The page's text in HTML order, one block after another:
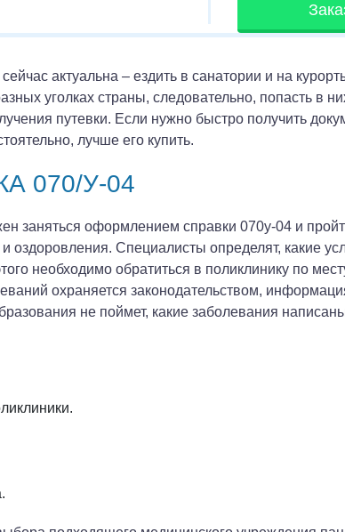
актуальна – ездить в санатории и на
уголках страны, следовательно, попасть в
путевки. Если нужно быстро получить
лучше его купить.
070/У-04
заняться оформлением справки 070у-04 и
Специалисты определят, какие
необходимо обратиться в поликлинику по
охраняется законодательством,
не поймет, какие заболевания